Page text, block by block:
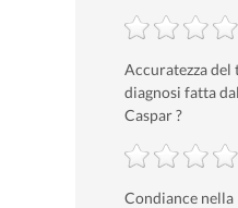
Accuratezza
diagnosi fatta
Caspar ?
Condiance nella